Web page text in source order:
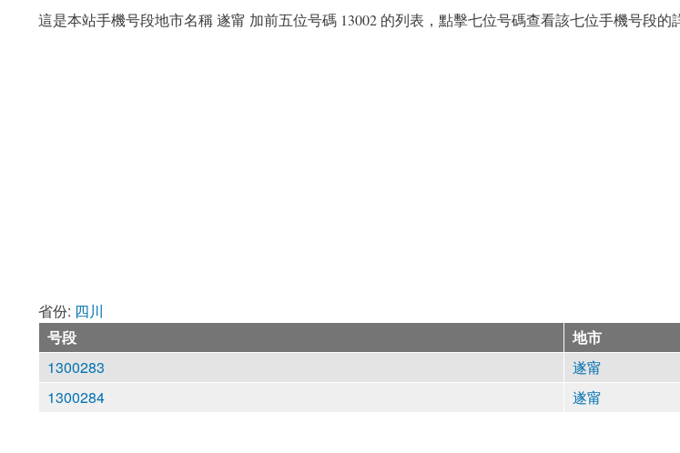
這是本站手機号段地市名稱 遂甯 加前五位号碼 13002 的列表，點擊七位号碼查看該七位手機号段的
省份: 四川
号段
地市
1300283
遂甯
1300284
遂甯